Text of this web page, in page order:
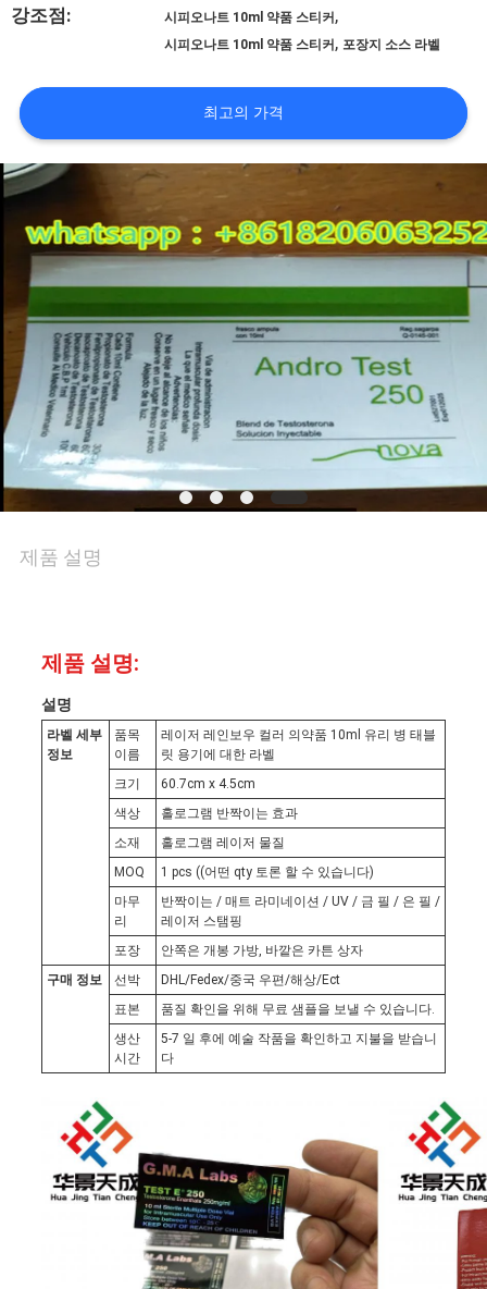
장
행
품
질
관
리
연
락
주
세
PRIVACY
POLICY
강조점: 시피오나트 10ml 약품 스티커 ,
시피오나트 10ml 약품 스티커 , 포장지 소스 라벨
최고의 가격
제품 설명
제품 설명:
설명
라벨 세부
정보
품목
이름
레이저 레인보우 컬러 의약품 10ml 유리 병 태블
릿 용기에 대한 라벨
크기
60.7cm x 4.5cm
색상
홀로그램 반짝이는 효과
소재
홀로그램 레이저 물질
MOQ
1 pcs ((어떤 qty 토론 할 수 있습니다)
마무
리
반짝이는 / 매트 라미네이션 / UV / 금 필 / 은 필 /
레이저 스탬핑
포장
안쪽은 개봉 가방, 바깥은 카튼 상자
구매 정보
선박
DHL/Fedex/중국 우편/해상/Ect
표본
품질 확인을 위해 무료 샘플을 보낼 수 있습니다.
생산
시간
5-7 일 후에 예술 작품을 확인하고 지불을 받습니
다